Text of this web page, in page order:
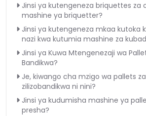
Jinsi ya kutengeneza briquettes za
mashine ya briquetter?
Jinsi ya kutengeneza mkaa kutoka
nazi kwa kutumia mashine za
Jinsi ya Kuwa Mtengenezaji wa
Bandikwa?
Je, kiwango cha mzigo wa pallets
zilizobandikwa ni nini?
Jinsi ya kudumisha mashine ya
presha?